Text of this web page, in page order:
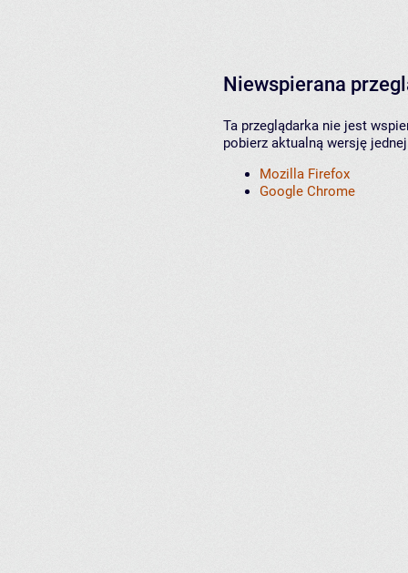
Niewspierana
Ta przeglądarka nie jest
pobierz aktualną wersję
Mozilla Firefox
Google Chrome